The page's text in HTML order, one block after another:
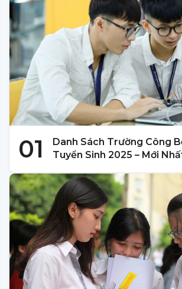
01
Danh Sách Trường Công
Tuyển Sinh 2025 – Mới